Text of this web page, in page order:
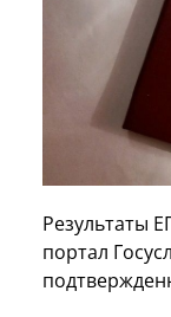
Результаты
портал